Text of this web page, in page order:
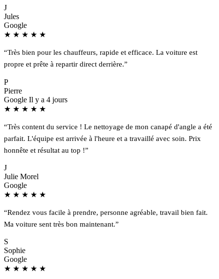
J
Jules
Google
★ ★ ★ ★ ★
“Très bien pour les chauffeurs, rapide et efficace. La voiture est
propre et prête à repartir direct derrière.”
P
Pierre
Google Il y a 4 jours
★ ★ ★ ★ ★
“Très content du service ! Le nettoyage de mon canapé d'angle a été
parfait. L'équipe est arrivée à l'heure et a travaillé avec soin. Prix
honnête et résultat au top !”
J
Julie Morel
Google
★ ★ ★ ★ ★
“Rendez vous facile à prendre, personne agréable, travail bien fait.
Ma voiture sent très bon maintenant.”
S
Sophie
Google
★ ★ ★ ★ ★